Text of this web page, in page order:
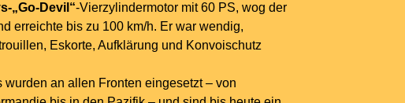
„Go-Devil“-Vierzylindermotor mit 60 PS, wog der
erreichte bis zu 100 km/h. Er war wendig,
Eskorte, Aufklärung und Konvoischutz
wurden an allen Fronten eingesetzt – von